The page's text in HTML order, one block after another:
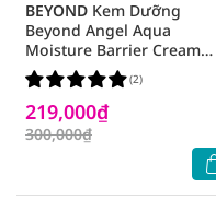
BEYOND Kem Dưỡng
Beyond Angel Aqua
Moisture Barrier Cream
150ml
219,000₫
300,000₫
(2)